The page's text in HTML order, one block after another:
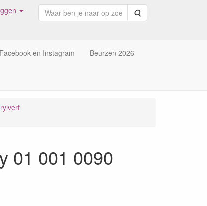
Zoeken
en Instagram Beurzen 2026
01 001 0090